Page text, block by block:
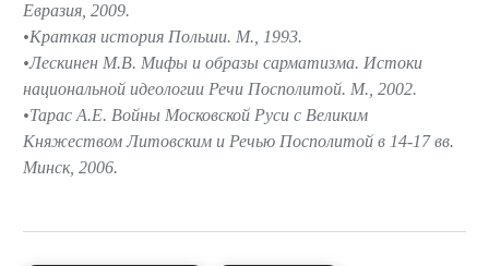
Евразия, 2009.
Краткая история Польши. М., 1993.
Лескинен М.В. Мифы и образы сарматизма. Истоки
национальной идеологии Речи Посполитой. М., 2002.
Тарас А.Е. Войны Московской Руси с Великим
Княжеством Литовским и Речью Посполитой в 14-17 вв.
Минск, 2006.